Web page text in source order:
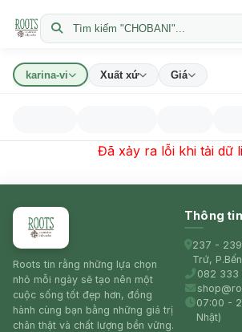
Tìm kiếm "CHOBANI"...
karina-vi Xuất xứ Giá
Đã xảy ra lỗi khi tải dữ
Roots tin rằng những lựa chọn
nhỏ mỗi ngày sẽ tạo nên một
cuộc sống tốt đẹp hơn, đồng
hành cùng bạn bằng những giá trị
chân thật và chất lượng bền vững.
Thông
237 -
Trứ,
082 333
07:00 -
Nhật)